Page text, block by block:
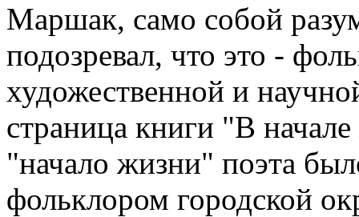
Маршак, само собой
подозревал, что это -
художественной и
страница книги "В
"начало жизни" поэта
фольклором городской